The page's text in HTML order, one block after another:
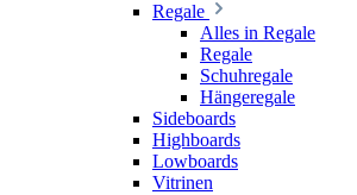
Regale
Alles in Regale
Regale
Schuhregale
Hängeregale
Sideboards
Highboards
Lowboards
Vitrinen